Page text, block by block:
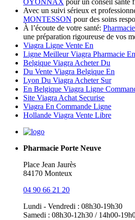
Avec un suivi sérieux et
MONTESSON pour des soins
À l’écoute de votre santé:
une préparation rigoureuse de vos
Viagra Ligne Vente En
Ligne Meilleur Viagra Pharmacie En
Belgique Viagra Acheter Du
Du Vente Viagra Belgique En
Lyon Du Viagra Acheter Sur
En Belgique Viagra Ligne
Site Viagra Achat Securise
Viagra En Commande Ligne
Hollande Viagra Vente Libre
Pharmacie Porte Neuve
Place Jean Jaurès
84170 Monteux
04 90 66 21 20
Lundi - Vendredi : 08h30-19h30
Samedi : 08h30-12h30 / 14h00-